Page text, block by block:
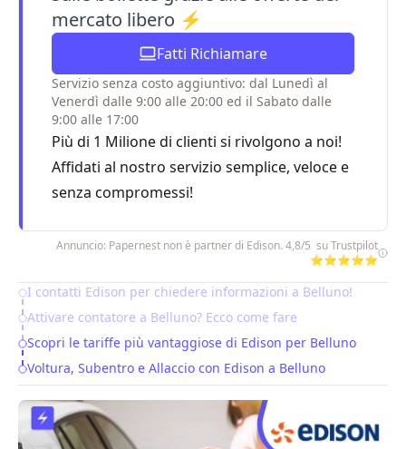
mercato libero ⚡
Fatti Richiamare
Servizio senza costo aggiuntivo: dal Lunedì al
Venerdì dalle 9:00 alle 20:00 ed il Sabato dalle
9:00 alle 17:00
Più di 1 Milione di clienti si rivolgono a noi!
Affidati al nostro servizio semplice, veloce e
senza compromessi!
Annuncio: Papernest non è partner di Edison. 4,8/5 su Trustpilot
⭐⭐⭐⭐⭐
Table of Contents
I contatti Edison per chiedere informazioni a Belluno!
Attivare contatore a Belluno? Ecco come fare
Scopri le tariffe più vantaggiose di Edison per Belluno
Voltura, Subentro e Allaccio con Edison a Belluno